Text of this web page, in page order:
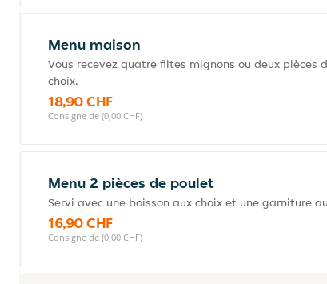
Menu maison
Vous recevez quatre filtes mignons ou deux
choix.
18,90 CHF
Consigne de (0,00 CHF)
Menu 2 pièces de poulet
Servi avec une boisson aux choix et une garniture
16,90 CHF
Consigne de (0,00 CHF)